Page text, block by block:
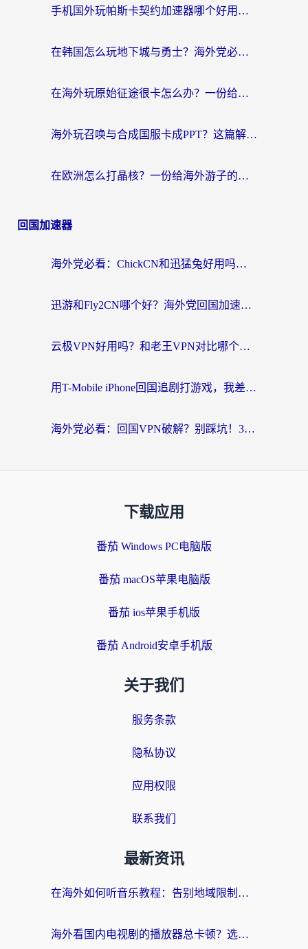
手机国外玩帕斯卡契约加速器哪个好用？海外党国服游戏之路的救星
在韩国怎么玩地下城与勇士？海外党必看的国服游戏加速全攻略
在海外玩原始征途很卡怎么办？一份给游子的终极指南
海外玩召唤与合成国服卡成PPT？这篇解决办法让你丝滑操作
在欧洲怎么打晶核？一份给海外游子的网络加速生存指南
回国加速器
海外党必看：ChickCN和迅猛兔好用吗？3招教你选对回国加速器
迅游和Fly2CN哪个好？海外党回国加速器真实测评与选择心法
云极VPN好用吗？和老王VPN对比哪个回国效果更好？海外党必看的真实体验指南
用T-Mobile iPhone回国追剧打游戏，我差点把手机砸了
海外党必看：回国VPN破解？别踩坑！3步选对加速器无缝刷国内资源
下载应用
番茄 Windows PC电脑版
番茄 macOS苹果电脑版
番茄 ios苹果手机版
番茄 Android安卓手机版
关于我们
服务条款
隐私协议
应用权限
联系我们
最新资讯
在海外如何听音乐教程：告别地域限制，随时听见国内的声音
海外看国内电视剧的播放器总卡顿？选对回国加速器才是关键